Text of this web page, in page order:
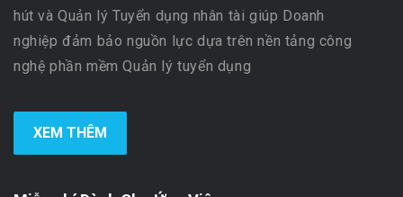
hút và Quản lý Tuyển dụng nhân tài giúp Doanh
nghiệp đảm bảo nguồn lực dựa trên nền tảng công
nghệ phần mềm Quản lý tuyển dụng
XEM THÊM